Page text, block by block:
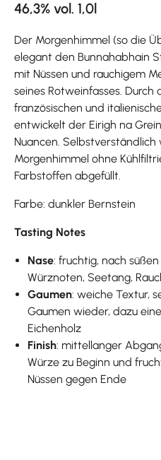
46,3% vol. 1,0l
Der Morgenhimmel (so die
elegant den Bunnahabhain
mit Nüssen und rauchigem
seines Rotweinfasses.
französischen und
entwickelt der Eirigh na
Nuancen.
Morgenhimmel ohne
Farbstoffen abgefüllt.
Farbe: dunkler Bernstein
Tasting Notes
Nase: fruchtig, nach
Würznoten, Seetang,
Gaumen: weiche Textur,
Gaumen wieder, dazu
Eichenholz
Finish: mittellanger
Würze zu Beginn und
Nüssen gegen Ende